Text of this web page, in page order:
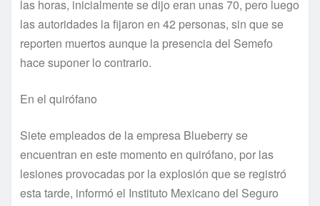
las horas, inicialmente se dijo eran unas 70, pero luego
las autoridades la fijaron en 42 personas, sin que se
reporten muertos aunque la presencia del Semefo
hace suponer lo contrario.
En el quirófano
Siete empleados de la empresa Blueberry se
encuentran en este momento en quirófano, por las
lesiones provocadas por la explosión que se registró
esta tarde, informó el Instituto Mexicano del Seguro